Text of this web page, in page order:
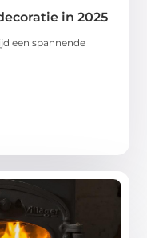
in 2025
een spannende